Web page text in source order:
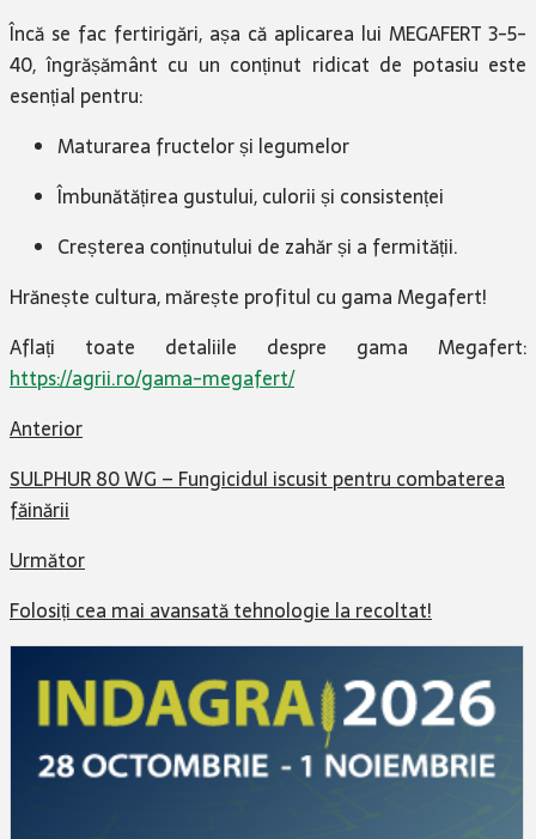
Încă se fac fertirigări, așa că aplicarea lui MEGAFERT 3-5-
40, îngrășământ cu un conținut ridicat de potasiu este
esențial pentru:
Maturarea fructelor și legumelor
Îmbunătățirea gustului, culorii și consistenței
Creșterea conținutului de zahăr și a fermității.
Hrănește cultura, mărește profitul cu gama Megafert!
Aflați toate detaliile despre gama Megafert:
https://agrii.ro/gama-megafert/
Anterior
SULPHUR 80 WG – FungiciduI iscusit pentru combaterea
făinării
Următor
Folosiți cea mai avansată tehnologie la recoltat!